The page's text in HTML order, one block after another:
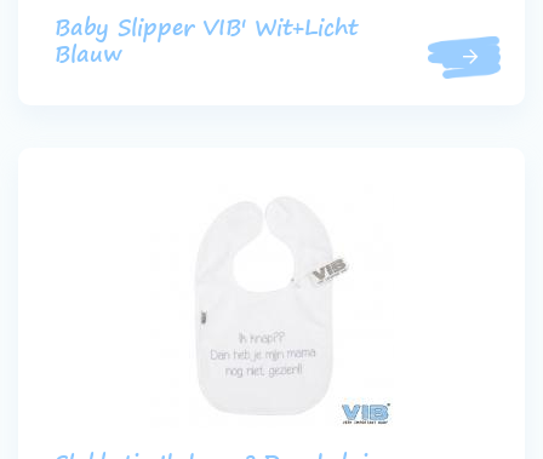
Baby Slipper VIB' Wit+Licht
Blauw